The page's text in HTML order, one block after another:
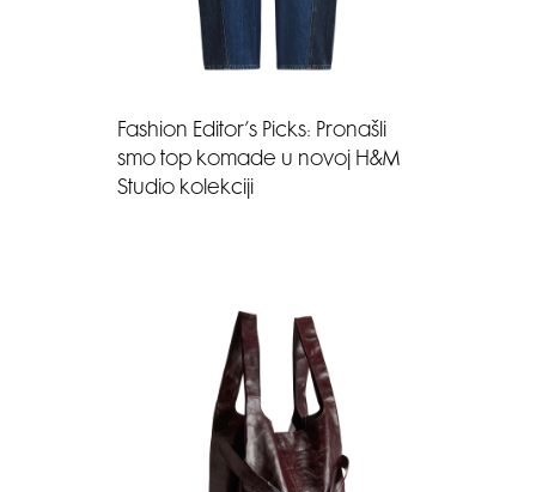
Fashion Editor’s Picks: Pronašli
smo top komade u novoj H&M
Studio kolekciji